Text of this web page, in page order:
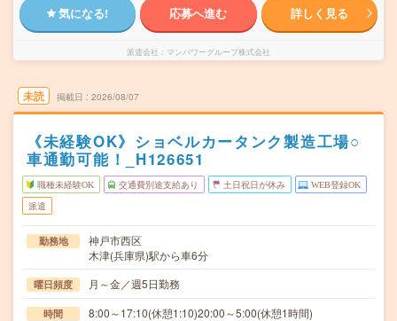
気になる! 応募へ進む 詳しく見る
派遣会社 マンパワーグループ株式会社
未読 掲載日 2026/08/07
《未経験OK》ショベルカータンク製造工場○
車通勤可能！_H126651
職種未経験OK 交通費別途支給あり 土日祝日が休み WEB登録OK
派遣
勤務地
神戸市西区
木津(兵庫県)駅から車6分
曜日頻度 月～金／週5日勤務
時間 8:00～17:10(休憩1:10)20:00～5:00(休憩1時間)